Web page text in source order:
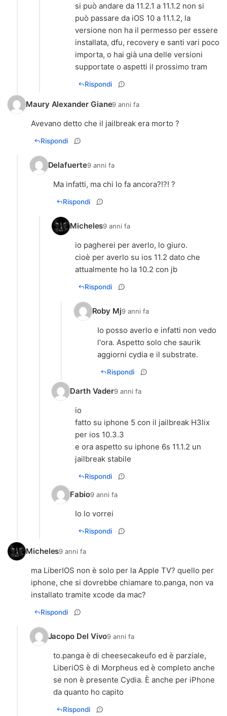
si può andare da 11.2.1 a 11.1.2 non si
può passare da iOS 10 a 11.1.2, la
versione non ha il permesso per essere
installata, dfu, recovery e santi vari poco
importa, o hai già una delle versioni
supportate o aspetti il prossimo tram
Rispondi
Maury Alexander Giane9 anni fa
Avevano detto che il jailbreak era morto ?
Rispondi
Delafuerte9 anni fa
Ma infatti, ma chi lo fa ancora?!?! ?
Rispondi
Micheles9 anni fa
io pagherei per averlo, lo giuro.
cioè per averlo su ios 11.2 dato che
attualmente ho la 10.2 con jb
Rispondi
Roby Mj9 anni fa
Io posso averlo e infatti non vedo
l'ora. Aspetto solo che saurik
aggiorni cydia e il substrate.
Rispondi
Darth Vader9 anni fa
io
fatto su iphone 5 con il jailbreak H3lix
per ios 10.3.3
e ora aspetto su iphone 6s 11.1.2 un
jailbreak stabile
Rispondi
Fabio9 anni fa
Io lo vorrei
Rispondi
Micheles9 anni fa
ma LiberIOS non è solo per la Apple TV? quello per
iphone, che si dovrebbe chiamare to.panga, non va
installato tramite xcode da mac?
Rispondi
Jacopo Del Vivo9 anni fa
to.panga è di cheesecakeufo ed è parziale,
LiberiOS è di Morpheus ed è completo anche
se non è presente Cydia. È anche per iPhone
da quanto ho capito
Rispondi